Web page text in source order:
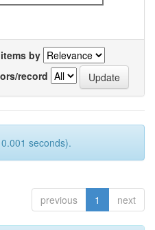
by
record
seconds).
previous 1 next